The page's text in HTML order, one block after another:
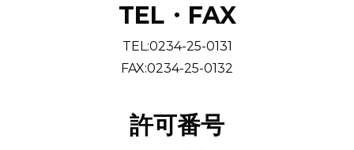
TEL・FAX
TEL:0234-25-0131
FAX:0234-25-0132
許可番号